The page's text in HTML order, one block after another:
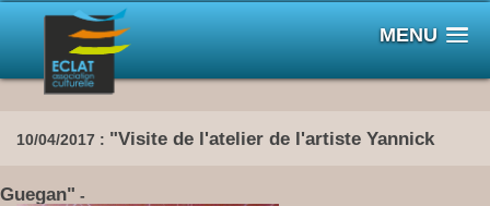
MENU
10/04/2017 : "Visite de l'atelier de l'artiste Yannick
Guegan" -